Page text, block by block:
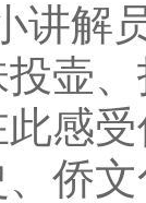
讲解
壶
感
文